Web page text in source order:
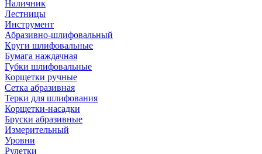
Наличник
Лестницы
Инструмент
Абразивно-шлифовальный
Круги шлифовальные
Бумага наждачная
Губки шлифовальные
Корщетки ручные
Сетка абразивная
Терки для шлифования
Корщетки-насадки
Бруски абразивные
Измерительный
Уровни
Рулетки